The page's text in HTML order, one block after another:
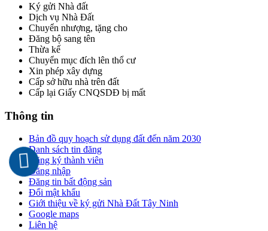
Ký gửi Nhà đất
Dịch vụ Nhà Đất
Chuyển nhượng, tặng cho
Đăng bộ sang tên
Thừa kế
Chuyển mục đích lên thổ cư
Xin phép xây dựng
Cấp sở hữu nhà trên đất
Cấp lại Giấy CNQSDĐ bị mất
Thông tin
Bản đồ quy hoạch sử dụng đất đến năm 2030
Danh sách tin đăng
Đăng ký thành viên
Đăng nhập
Đăng tin bất động sản
Đổi mật khẩu
Giới thiệu về ký gửi Nhà Đất Tây Ninh
Google maps
Liên hệ